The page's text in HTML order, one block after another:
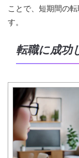
ことで、短期間の
す。
転職に成功